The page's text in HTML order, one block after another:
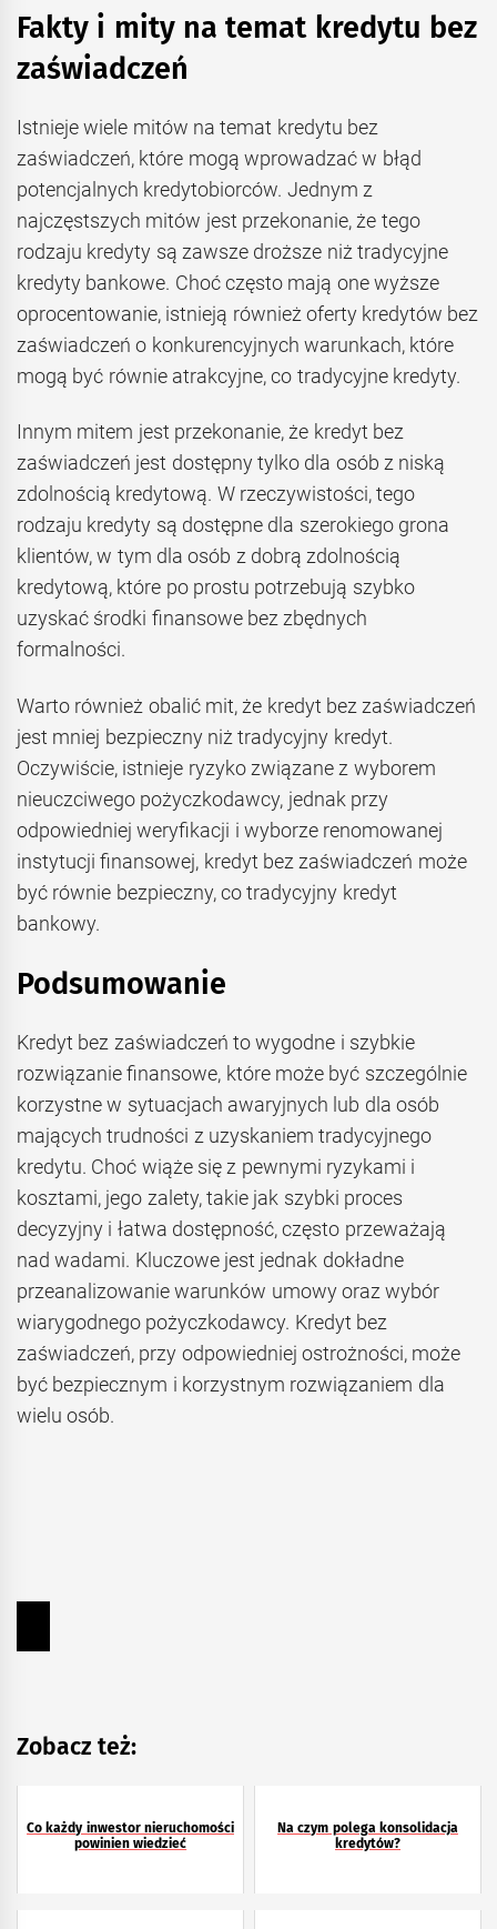
Fakty i mity na temat kredytu bez
zaświadczeń
Istnieje wiele mitów na temat kredytu bez
zaświadczeń, które mogą wprowadzać w błąd
potencjalnych kredytobiorców. Jednym z
najczęstszych mitów jest przekonanie, że tego
rodzaju kredyty są zawsze droższe niż tradycyjne
kredyty bankowe. Choć często mają one wyższe
oprocentowanie, istnieją również oferty kredytów bez
zaświadczeń o konkurencyjnych warunkach, które
mogą być równie atrakcyjne, co tradycyjne kredyty.
Innym mitem jest przekonanie, że kredyt bez
zaświadczeń jest dostępny tylko dla osób z niską
zdolnością kredytową. W rzeczywistości, tego
rodzaju kredyty są dostępne dla szerokiego grona
klientów, w tym dla osób z dobrą zdolnością
kredytową, które po prostu potrzebują szybko
uzyskać środki finansowe bez zbędnych
formalności.
Warto również obalić mit, że kredyt bez zaświadczeń
jest mniej bezpieczny niż tradycyjny kredyt.
Oczywiście, istnieje ryzyko związane z wyborem
nieuczciwego pożyczkodawcy, jednak przy
odpowiedniej weryfikacji i wyborze renomowanej
instytucji finansowej, kredyt bez zaświadczeń może
być równie bezpieczny, co tradycyjny kredyt
bankowy.
Podsumowanie
Kredyt bez zaświadczeń to wygodne i szybkie
rozwiązanie finansowe, które może być szczególnie
korzystne w sytuacjach awaryjnych lub dla osób
mających trudności z uzyskaniem tradycyjnego
kredytu. Choć wiąże się z pewnymi ryzykami i
kosztami, jego zalety, takie jak szybki proces
decyzyjny i łatwa dostępność, często przeważają
nad wadami. Kluczowe jest jednak dokładne
przeanalizowanie warunków umowy oraz wybór
wiarygodnego pożyczkodawcy. Kredyt bez
zaświadczeń, przy odpowiedniej ostrożności, może
być bezpiecznym i korzystnym rozwiązaniem dla
wielu osób.
Zobacz też:
Co każdy inwestor nieruchomości
powinien wiedzieć
Na czym polega konsolidacja
kredytów?